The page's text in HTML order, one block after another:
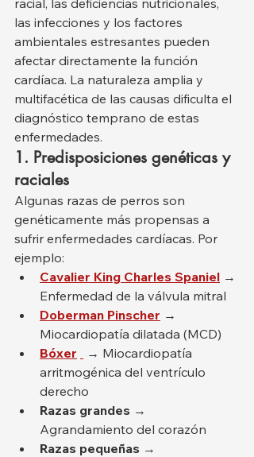
las infecciones y los factores
ambientales estresantes pueden
afectar directamente la función
cardíaca. La naturaleza amplia y
multifacética de las causas dificulta el
diagnóstico temprano de estas
enfermedades.
1. Predisposiciones genéticas y
raciales
Algunas razas de perros son
genéticamente más propensas a
sufrir enfermedades cardíacas. Por
ejemplo:
Cavalier King Charles Spaniel →
Enfermedad de la válvula mitral
Doberman Pinscher →
Miocardiopatía dilatada (MCD)
Bóxer
→ Miocardiopatía
arritmogénica del ventrículo
derecho
Razas grandes →
Agrandamiento del corazón
Razas pequeñas →